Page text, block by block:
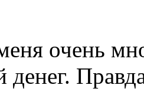
очень
денег.